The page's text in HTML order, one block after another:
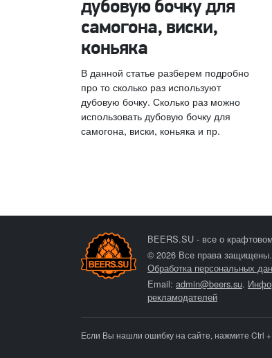
дубовую бочку для
самогона, виски,
коньяка
В данной статье разберем подробно
про то сколько раз используют
дубовую бочку. Сколько раз можно
использовать дубовую бочку для
самогона, виски, коньяка и пр.
BEERS.SU - все о
© 2026 Все права защищены.
Обработка персональных
Email: admin@beers.su.
рекламодателей
Если Вы нашли ошибку на сайте, нажмите Ctrl